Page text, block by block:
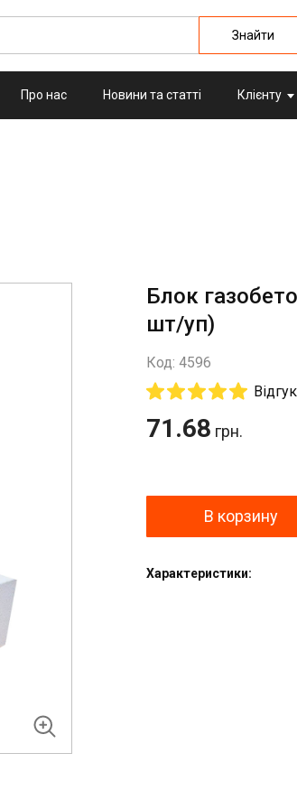
Знайти
Про нас Новини та статті Клієнту
Блок
шт/уп)
Код: 4596
71.68 грн.
В корзину
Характеристики: